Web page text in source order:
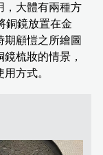
，大體有兩種方
銅鏡放置在金
期顧愷之所繪圖
梳妝的情景，
方式。